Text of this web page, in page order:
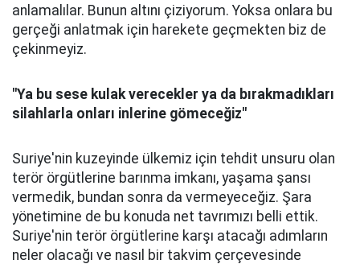
anlamalılar. Bunun altını çiziyorum. Yoksa onlara bu
gerçeği anlatmak için harekete geçmekten biz de
çekinmeyiz.
"Ya bu sese kulak verecekler ya da bırakmadıkları
silahlarla onları inlerine gömeceğiz"
Suriye'nin kuzeyinde ülkemiz için tehdit unsuru olan
terör örgütlerine barınma imkanı, yaşama şansı
vermedik, bundan sonra da vermeyeceğiz. Şara
yönetimine de bu konuda net tavrımızı belli ettik.
Suriye'nin terör örgütlerine karşı atacağı adımların
neler olacağı ve nasıl bir takvim çerçevesinde